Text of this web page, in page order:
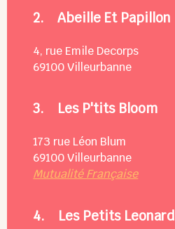
2.Abeille Et Papillon
4, rue Emile Decorps
69100 Villeurbanne
3. Les P'tits Bloom
173 rue Léon Blum
69100 Villeurbanne
Mutualité Française
4. Les Petits Leonard